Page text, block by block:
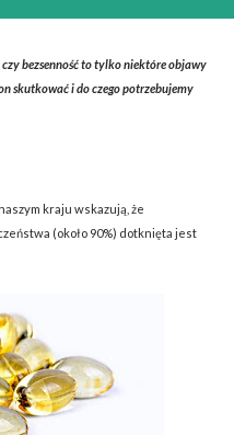
bezsenność to tylko niektóre objawy
skutkować i do czego potrzebujemy
kraju wskazują, że
(około 90%) dotknięta jest